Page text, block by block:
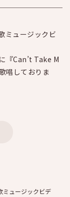
ミュージックビ
『Can’t Take M
唱しておりま
ミュージックビデ